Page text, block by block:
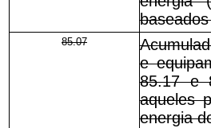
85.07
e
85.17 e
aqueles
energia